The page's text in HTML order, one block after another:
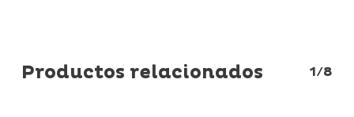
Productos relacionados 1/8